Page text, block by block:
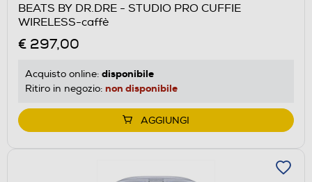
BEATS BY DR.DRE - STUDIO PRO CUFFIE
WIRELESS-caffè
€ 297,00
Acquisto online: disponibile
Ritiro in negozio: non disponibile
AGGIUNGI